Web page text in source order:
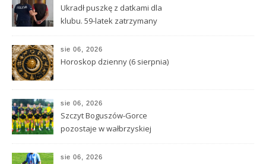
Ukradł puszkę z datkami dla
klubu. 59-latek zatrzymany
sie 06, 2026
Horoskop dzienny (6 sierpnia)
sie 06, 2026
Szczyt Boguszów-Gorce
pozostaje w wałbrzyskiej
sie 06, 2026